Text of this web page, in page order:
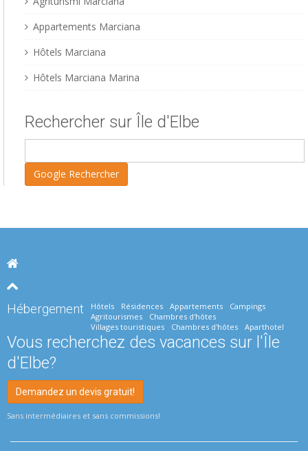
Appartements Marciana
Hôtels Marciana
Hôtels Marciana Marina
Rechercher sur Île d'Elbe
Hébergement Hôtels Résidences Appartements
Campings
Agritourismes
Chambres d'hôtes
Villages touristiques
Chambres d'hôtes Aparthotel
Vous recherchez des vacances sur l'Île
d'Elbe?
Demandez un devis gratuit!
Sans intermédiaires et sans commissions!